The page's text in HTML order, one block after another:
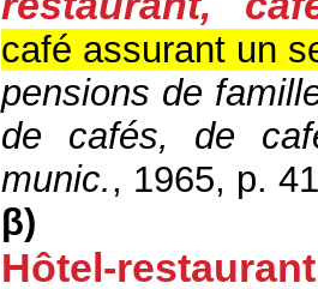
café assurant un
pensions de
de cafés, de
munic., 1965, p.
β)
Hôtel-restaurant